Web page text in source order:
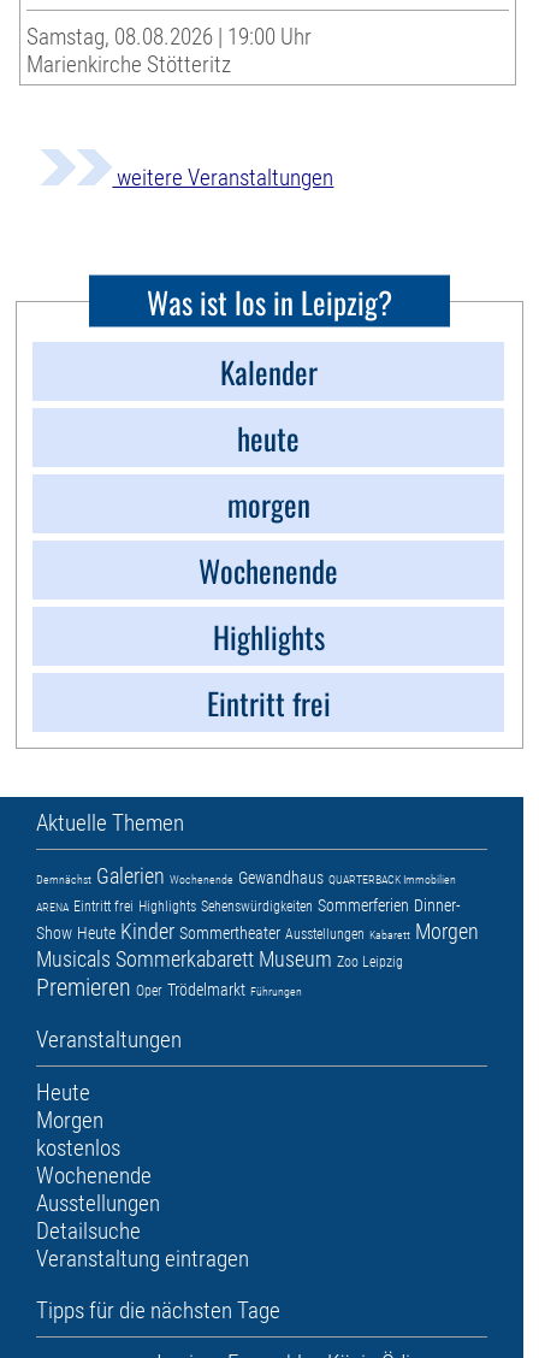
Samstag, 08.08.2026 | 19:00 Uhr
Marienkirche Stötteritz
weitere Veranstaltungen
Was ist los in Leipzig?
Kalender
heute
morgen
Wochenende
Highlights
Eintritt frei
Aktuelle Themen
Demnächst Galerien Wochenende Gewandhaus QUARTERBACK Immobilien
ARENA Eintritt frei Highlights Sehenswürdigkeiten Sommerferien Dinner-
Show Heute Kinder Sommertheater Ausstellungen Kabarett Morgen
Musicals Sommerkabarett Museum Zoo Leipzig
Premieren Oper Trödelmarkt Führungen
Veranstaltungen
Heute
Morgen
kostenlos
Wochenende
Ausstellungen
Detailsuche
Veranstaltung eintragen
Tipps für die nächsten Tage